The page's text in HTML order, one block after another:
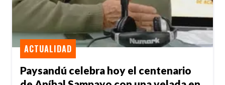
Paysandú celebra hoy el centenario
ACTUALIDAD